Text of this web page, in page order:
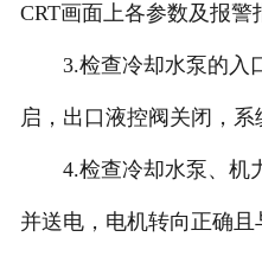
CRT画面上各参数及报警
3.检查冷却水泵的入
启，出口液控阀关闭，系
4.检查冷却水泵、机
并送电，电机转向正确且